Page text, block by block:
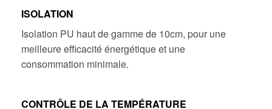
ISOLATION
Isolation PU haut de gamme de 10cm, pour une
meilleure efficacité énergétique et une
consommation minimale.
CONTRÔLE DE LA TEMPÉRATURE